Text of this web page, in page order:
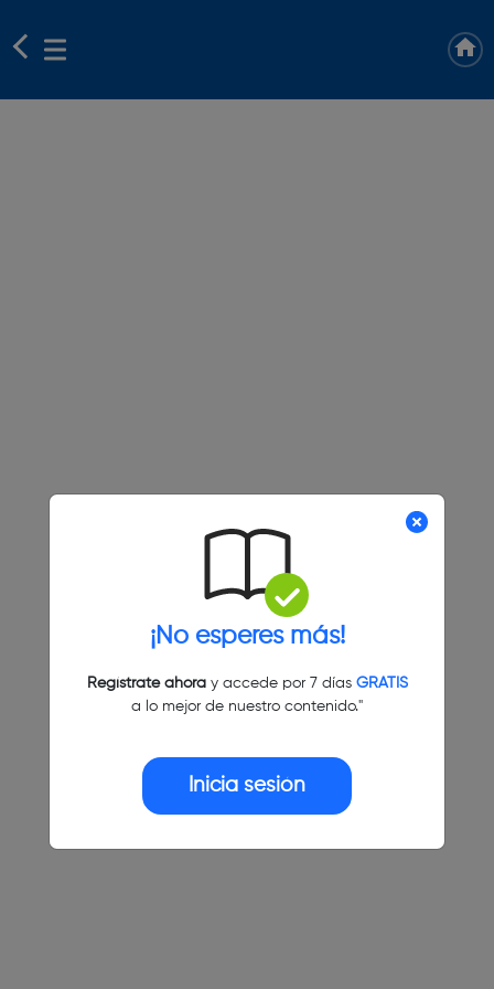
¡No esperes más!
Regístrate ahoray accede por 7 días GRATIS
a lo mejor de nuestro contenido."
Inicia sesión